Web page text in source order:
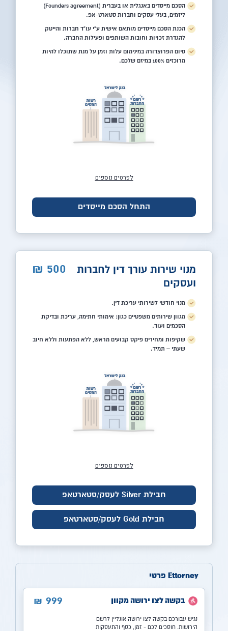
הסכם מייסדים באנגלית או בעברית (Founders agreement)
ליזמים, בעלי עסקים וחברות סטארט-אפ.
הכנת הסכם מייסדים מותאם אישית ע"י עו"ד חברות והייטק
להגדרת זכויות וחובות השותפים ופעילות החברה.
סיום הפרוצדורה במינימום עלות וזמן על מנת שתוכלו להיות
מרוכזים 100% במיזם שלכם.
לפרטים נוספים
התחל הסכם מייסדים
500
₪
מנוי שירות עורך דין לחברות
ועסקים
מנוי חודשי לשירותי עריכת דין.
מגוון שירותים משפטיים כגון: אימותי חתימה, עריכת ובדיקת
הסכמים ועוד.
שקיפות ומחירים פיקס קבועים מראש, ללא הפתעות וללא חיוב
שעתי – תמיד.
לפרטים נוספים
חבילת Silver לעסק/סטארטאפ
חבילת Gold לעסק/סטארטאפ
Ettorney פרטי
999
₪ בקשה לצו ירושה מקוון
נגיש עבורכם בקשה לצו ירושה אונליין לרשם
הירושות. חוסכים לכם - זמן, כסף והתעסקות